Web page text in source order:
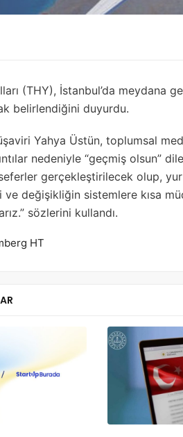
(THY), İstanbul’da meydana
belirlendiğini duyurdu.
Yahya Üstün, toplumsal
nedeniyle “geçmiş olsun”
gerçekleştirilecek olup,
değişikliğin sistemlere kısa
sözlerini kullandı.
HT